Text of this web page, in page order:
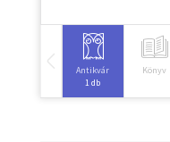
Antikvár
1 db
Könyv